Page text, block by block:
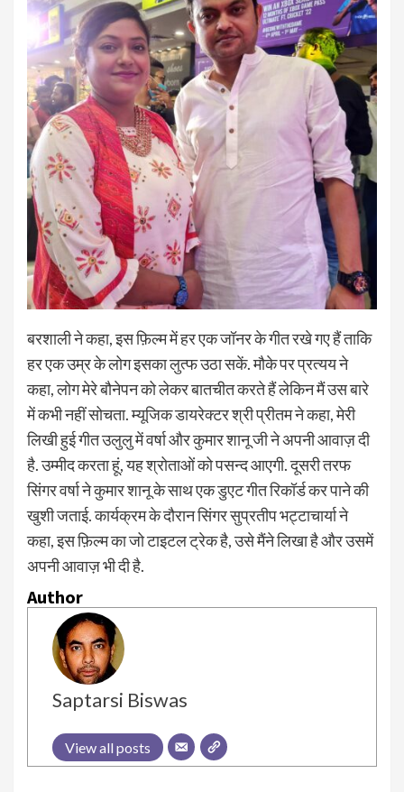
बरशाली ने कहा, इस फ़िल्म में हर एक जॉनर के गीत रखे गए हैं ताकि
हर एक उम्र के लोग इसका लुत्फ उठा सकें. मौके पर प्रत्यय ने
कहा, लोग मेरे बौनेपन को लेकरबातचीत करते हैं लेकिन मैं उस बारे
में कभी नहीं सोचता. म्यूजिक डायरेक्टर श्री प्रीतम ने कहा, मेरी
लिखी हुई गीत उलुलु में वर्षा और कुमार शानू जी ने अपनी आवाज़ दी
है. उम्मीद करता हूं, यह श्रोताओं को पसन्द आएगी. दूसरी तरफ
सिंगर वर्षा ने कुमार शानू के साथ एक डुएट गीत रिकॉर्ड कर पाने की
खुशी जताई. कार्यक्रम के दौरान सिंगर सुप्रतीप भट्टाचार्या ने
कहा, इस फ़िल्म का जो टाइटल ट्रेक है, उसे मैंने लिखा है और उसमें
अपनी आवाज़ भी दी है.
Author
Saptarsi Biswas
View all posts